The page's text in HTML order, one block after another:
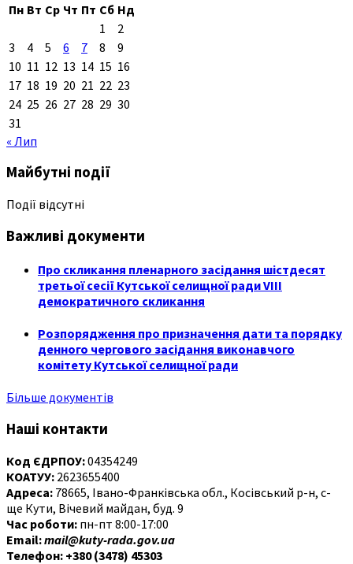
Пн Вт Ср Чт Пт Сб Нд
1
2
3
4 5 6 7 8
9
10 11 12 13 14 15 16
17 18 19 20 21 22 23
24 25 26 27 28 29 30
31
« Лип
Майбутні події
Події відсутні
Важливі документи
Про скликання пленарного засідання шістдесят
третьої сесії Кутської селищної ради VIII
демократичного скликання
Розпорядження про призначення дати та порядку
денного чергового засідання виконавчого
комітету Кутської селищної ради
Більше документів
Наші контакти
Код ЄДРПОУ:04354249
КОАТУУ: 2623655400
Адреса: 78665, Івано-Франківська обл., Косівський р-н, с-
ще Кути, Вічевий майдан, буд. 9
Час роботи: пн-пт 8:00-17:00
Email:mail@kuty-rada.gov.ua
Телефон: +380 (3478) 45303